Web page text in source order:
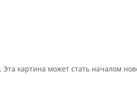
картина может стать началом